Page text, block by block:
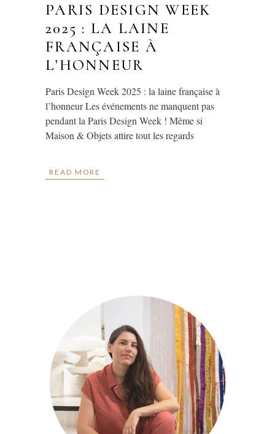
PARIS DESIGN WEEK
2025 : LA LAINE
FRANÇAISE À
L’HONNEUR
Paris Design Week 2025 : la laine française à
l’honneur Les événements ne manquent pas
pendant la Paris Design Week ! Même si
Maison & Objets attire tout les regards
READ MORE